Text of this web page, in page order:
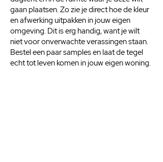
gaan plaatsen. Zo zie je direct hoe de kleur
en afwerking uitpakken in jouw eigen
omgeving. Dit is erg handig, want je wilt
niet voor onverwachte verassingen staan.
Bestel een paar samples en laat de tegel
echt tot leven komen in jouw eigen woning.